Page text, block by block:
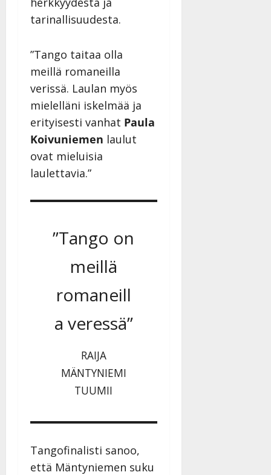
tarinallisuudesta.
”Tango taitaa olla
meillä romaneilla
verissä. Laulan myös
mielelläni iskelmää ja
erityisesti vanhat Paula
Koivuniemen laulut
ovat mieluisia
laulettavia.”
”Tango on
meillä
romaneill
a veressä”
RAIJA
MÄNTYNIEMI
TUUMII
Tangofinalisti sanoo,
että Mäntyniemen suku